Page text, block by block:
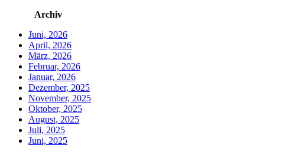
Archiv
Juni, 2026
April, 2026
März, 2026
Februar, 2026
Januar, 2026
Dezember, 2025
November, 2025
Oktober, 2025
August, 2025
Juli, 2025
Juni, 2025